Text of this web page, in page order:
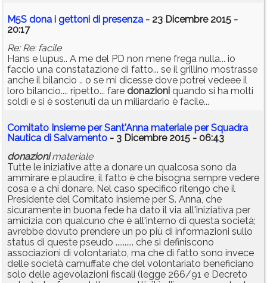
M5S dona i gettoni di presenza - 23 Dicembre 2015 -
20:17
Re: Re: facile
Hans e lupus.. A me del PD non mene frega nulla... io
faccio una constatazione di fatto... se il grillino mostrasse
anche il bilancio .. o se mi dicesse dove potrei vedeee il
loro bilancio.... ripetto... fare donazioni quando si ha molti
soldi e si è sostenuti da un miliardario è facile...
Comitato Insieme per Sant'Anna materiale per Squadra
Nautica di Salvamento - 3 Dicembre 2015 - 06:43
donazionimateriale
Tutte le iniziative atte a donare un qualcosa sono da
ammirare e plaudire, il fatto è che bisogna sempre vedere
cosa e a chi donare. Nel caso specifico ritengo che il
Presidente del Comitato insieme per S. Anna, che
sicuramente in buona fede ha dato il via all'iniziativa per
amicizia con qualcuno che è all'interno di questa società;
avrebbe dovuto prendere un po più di informazioni sullo
status di queste pseudo .......... che si definiscono
associazioni di volontariato, ma che di fatto sono invece
delle società camuffate che del volontariato beneficiano
solo delle agevolazioni fiscali (legge 266/91 e Decreto